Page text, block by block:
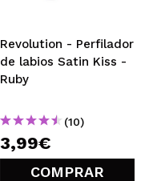
Revolution - Perfilador
de labios Satin Kiss -
Ruby
(10)
3,99€
COMPRAR